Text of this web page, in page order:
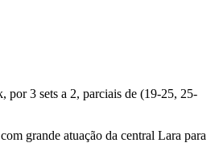
3 sets a 2, parciais de (19-25, 25-
grande atuação da central Lara para